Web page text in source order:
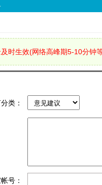
时生效(网络高峰期5-10分钟
类：
号：